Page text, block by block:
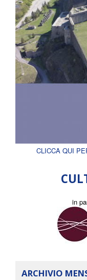
CLICCA QUI
in
ARCHIVIO